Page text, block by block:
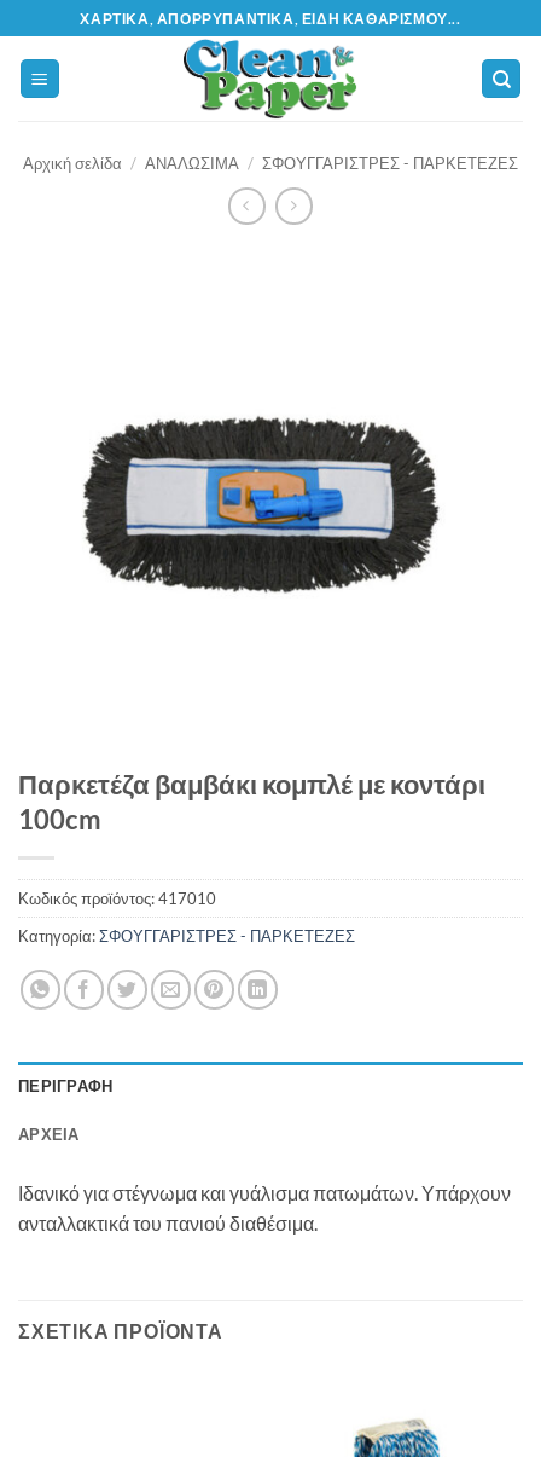
Μετάβαση
στο
περιεχόμενο
ΧΑΡΤΙΚΆ, ΑΠΟΡΡΥΠΑΝΤΙΚΆ, ΕΊΔΗ ΚΑΘΑΡΙΣΜΟΎ...
Αρχική σελίδα / ΑΝΑΛΩΣΙΜΑ / ΣΦΟΥΓΓΑΡΙΣΤΡΕΣ - ΠΑΡΚΕΤΕΖΕΣ
Παρκετέζα βαμβάκι κομπλέ με κοντάρι
100cm
Κωδικός προϊόντος:417010
Κατηγορία:ΣΦΟΥΓΓΑΡΙΣΤΡΕΣ - ΠΑΡΚΕΤΕΖΕΣ
ΠΕΡΙΓΡΑΦΉ
ΑΡΧΕΊΑ
Ιδανικό για στέγνωμα και γυάλισμα πατωμάτων. Υπάρχουν
ανταλλακτικά του πανιού διαθέσιμα.
ΣΧΕΤΙΚΆ ΠΡΟΪΌΝΤΑ